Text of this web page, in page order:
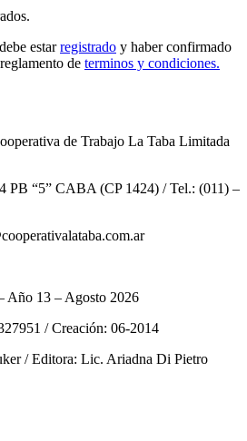
estarregistrado y haber confirmado
de terminos y condiciones.
de Trabajo La Taba Limitada
PB “5” CABA (CP 1424) / Tel.: (011) –
Año 13 – Agosto 2026
/ Creación: 06-2014
/ Editora: Lic. Ariadna Di Pietro